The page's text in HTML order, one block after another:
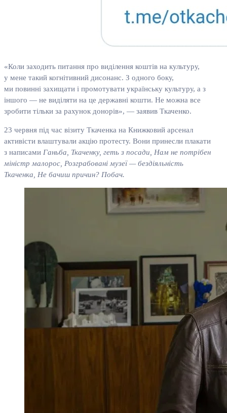
«Коли заходить питання про виділення коштів на культуру,
у мене такий когнітивний дисонанс. З одного боку,
ми повинні захищати і промотувати українську культуру, а з
іншого — не виділяти на це державні кошти. Не можна все
зробити тільки за рахунок донорів», — заявив Ткаченко.
23 червня під час візиту Ткаченка на Книжковий арсенал
активісти влаштували акцію протесту. Вони принесли плакати
з написами Ганьба, Ткаченку, геть з посади, Нам не потрібен
міністр малорос, Розграбовані музеї — бездіяльність
Ткаченка, Не бачиш причин? Побач.